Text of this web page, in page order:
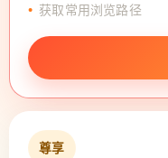
获取常用浏览路径
尊享